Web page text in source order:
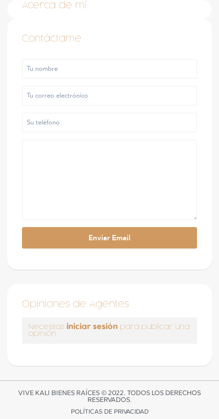
Acerca de mí
Contáctame
Opiniones de Agentes
Necesitas iniciar sesión para publicar una
opinión
VIVE KALI BIENES RAÍCES © 2022. TODOS LOS DERECHOS
RESERVADOS.
POLÍTICAS DE PRIVACIDAD